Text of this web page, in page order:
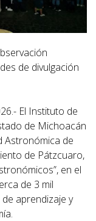
de divulgación
El Instituto de
de Michoacán
Astronómica de
de Pátzcuaro,
en el
de 3 mil
aprendizaje y